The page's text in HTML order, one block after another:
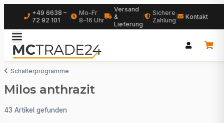
+49 6638 –
72 92 101
Mo–Fr
8–16 Uhr
Versand
&
Lieferung
Sichere
Zahlung
Kontakt
Schalterprogramme
Milos anthrazit
43 Artikel gefunden